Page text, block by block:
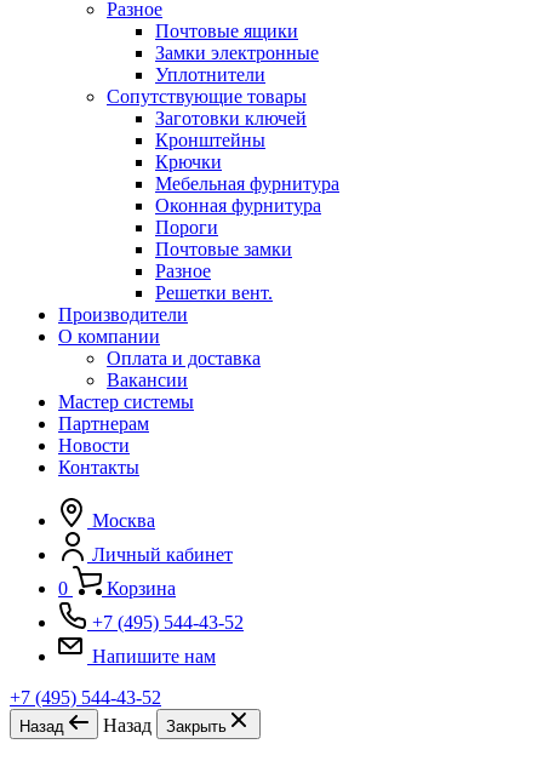
Разное
Почтовые ящики
Замки электронные
Уплотнители
Сопутствующие товары
Заготовки ключей
Кронштейны
Крючки
Мебельная фурнитура
Оконная фурнитура
Пороги
Почтовые замки
Разное
Решетки вент.
Производители
О компании
Оплата и доставка
Вакансии
Мастер системы
Партнерам
Новости
Контакты
Москва
Личный кабинет
0
Корзина
+7 (495) 544-43-52
Напишите нам
+7 (495) 544-43-52
Назад Назад Закрыть